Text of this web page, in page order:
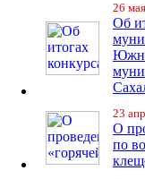
26
Об
23
О
по